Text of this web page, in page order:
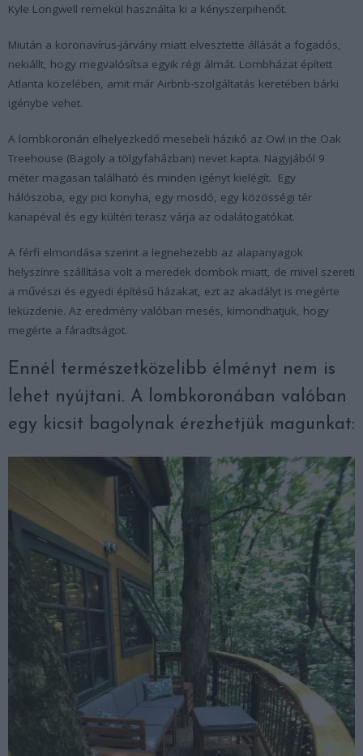
Kyle Longwell remekül használta ki a kényszerpihenőt.
Miután a koronavírus-járvány miatt elvesztette állását a fogadós,
nekiállt, hogy megvalósítsa egyik régi álmát. Lombházat épített
Atlanta közelében, amit már Airbnb-szolgáltatás keretében bárki
igénybe vehet.
A lombkoronán elhelyezkedő mesebeli házikó az Owl in the Oak
Treehouse (Bagoly a tölgyfaházban) nevet kapta. Nagyjából 9
méter magasan található és minden igényt kielégít. Egy
hálószoba, egy pici konyha, egy mosdó, egy közösségi tér
kanapéval és egy kültéri terasz várja az odalátogatókat.
A férfi elmondása szerint a legnehezebb az alapanyagok
helyszínre szállítása volt a meredek dombok miatt, de mivel szereti
a művészi és egyedi építésű házakat, ezt az akadályt is megérte
leküzdenie. Az eredmény valóban mesés, kimondhatjuk, hogy
megérte a fáradtságot.
Ennél természetközelibb élményt nem is
lehet nyújtani. A lombkoronában valóban
egy kicsit bagolynak érezhetjük magunkat: